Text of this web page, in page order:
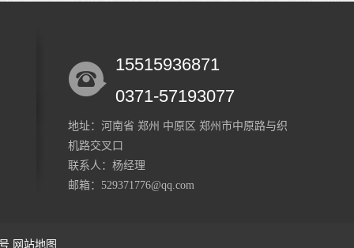
15515936871
0371-57193077
地址：河南省 郑州 中原区 郑州市中原路与织
机路交叉口
联系人：杨经理
邮箱：529371776@qq.com
网站地图